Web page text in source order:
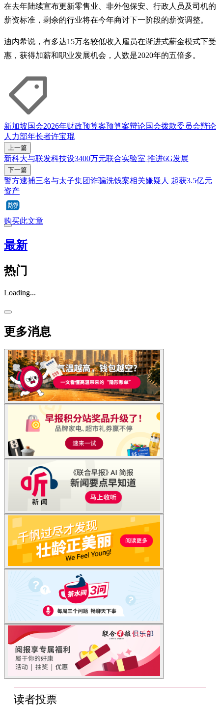
在去年陆续宣布更新零售业、非外包保安、行政人员及司机的
薪资标准，剩余的行业将在今年商讨下一阶段的薪资调整。
迪内希说，有多达15万名较低收入雇员在渐进式薪金模式下受
惠，获得加薪和职业发展机会，人数是2020年的五倍多。
新加坡国会2026年财政预算案预算案辩论国会拨款委员会辩论
人力部年长者许宝琨
上一篇
新科大与联发科技设3400万元联合实验室 推进6G发展
下一篇
警方逮捕三名与太子集团诈骗洗钱案相关嫌疑人 起获3.5亿元
资产
购买此文章
最新
热门
Loading...
更多消息